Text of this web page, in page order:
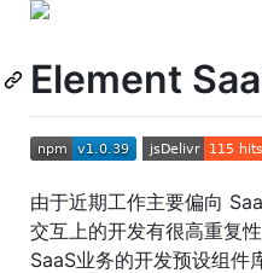
Element
由于近期工作主要偏向
交互上的开发有很高重复
SaaS业务的开发预设组